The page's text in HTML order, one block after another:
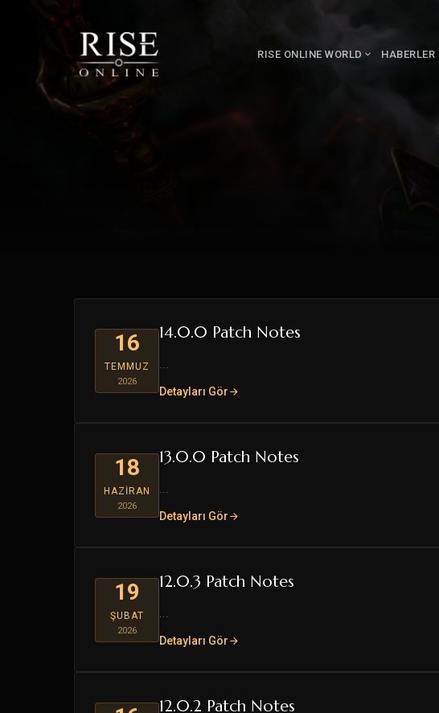
RISE ONLINE WORLD HABERLER
16
TEMMUZ
2026
14.0.0 Patch Notes
...
Detayları Gör
18
HAZIRAN
2026
13.0.0 Patch Notes
...
Detayları Gör
19
ŞUBAT
2026
12.0.3 Patch Notes
...
Detayları Gör
12.0.2 Patch Notes